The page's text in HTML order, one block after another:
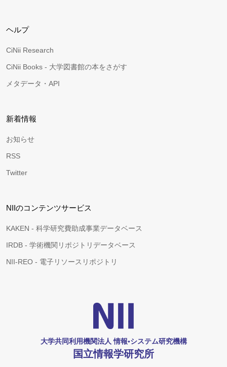
ヘルプ
CiNii Research
CiNii Books - 大学図書館の本をさがす
メタデータ・API
新着情報
お知らせ
RSS
Twitter
NIIのコンテンツサービス
KAKEN - 科学研究費助成事業データベース
IRDB - 学術機関リポジトリデータベース
NII-REO - 電子リソースリポジトリ
大学共同利用機関法人 情報•システム研究機構
国立情報学研究所